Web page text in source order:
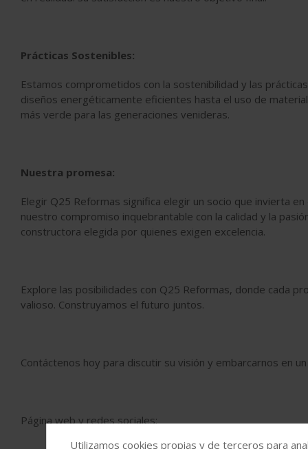
Prácticas Sostenibles:
Estamos comprometidos con la sostenibilidad y las
diseños energéticamente eficientes hasta el uso de
más verde para las generaciones venideras.
Nuestra promesa:
Elegir Q25 Reformas significa elegir un socio que invierta
nuestro compromiso inquebrantable con la calidad y la
constructora elegida por quienes exigen excelencia.
Explore las posibilidades con Q25 Reformas, donde cada
valioso. Construyamos el futuro juntos.
Contáctenos hoy para discutir su visión y embarcarnos en
Página web y redes sociales:
Utilizamos cookies propias y de terceros para